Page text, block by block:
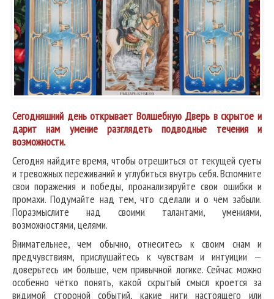
Сегодняшний день открывает Волшебную Дверь в скрытое и
дарит нам умение разглядеть подводные течения и
возможности.
Сегодня найдите время, чтобы отрешиться от текущей суеты
и тревожных переживаний и углубиться внутрь себя. Вспомните
свои поражения и победы, проанализируйте свои ошибки и
промахи. Подумайте над тем, что сделали и о чём забыли.
Поразмыслите над своими талантами, умениями,
возможностями, целями.
Внимательнее, чем обычно, отнеситесь к своим снам и
предчувствиям, прислушайтесь к чувствам и интуиции —
доверьтесь им больше, чем привычной логике. Сейчас можно
особенно чётко понять, какой скрытый смысл кроется за
видимой стороной событий, какие нити настоящего или